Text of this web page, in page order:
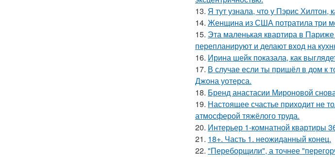
13. Я тут узнала, что у Пэрис
14. Женщина из США потратила три
15. Эта маленькая квартира в
перепланируют и делают вход на
16. Ирина шейк показала, как
17. В случае если ты пришёл в дом к
Джона уотерса.
18. Бренд анастасии Мироновой
19. Настоящее счастье приходит не
атмосферой тяжёлого труда.
20. Интерьер 1-комнатной квартиры
21. 18+. Часть 1. неожиданный конец.
22. "Переборщили", а точнее